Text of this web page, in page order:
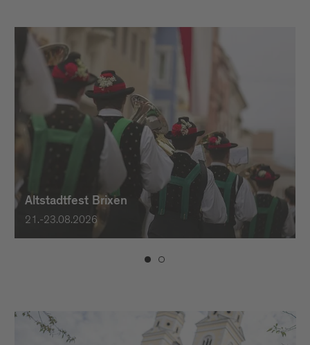
Altstadtfest Brixen
21.-23.08.2026